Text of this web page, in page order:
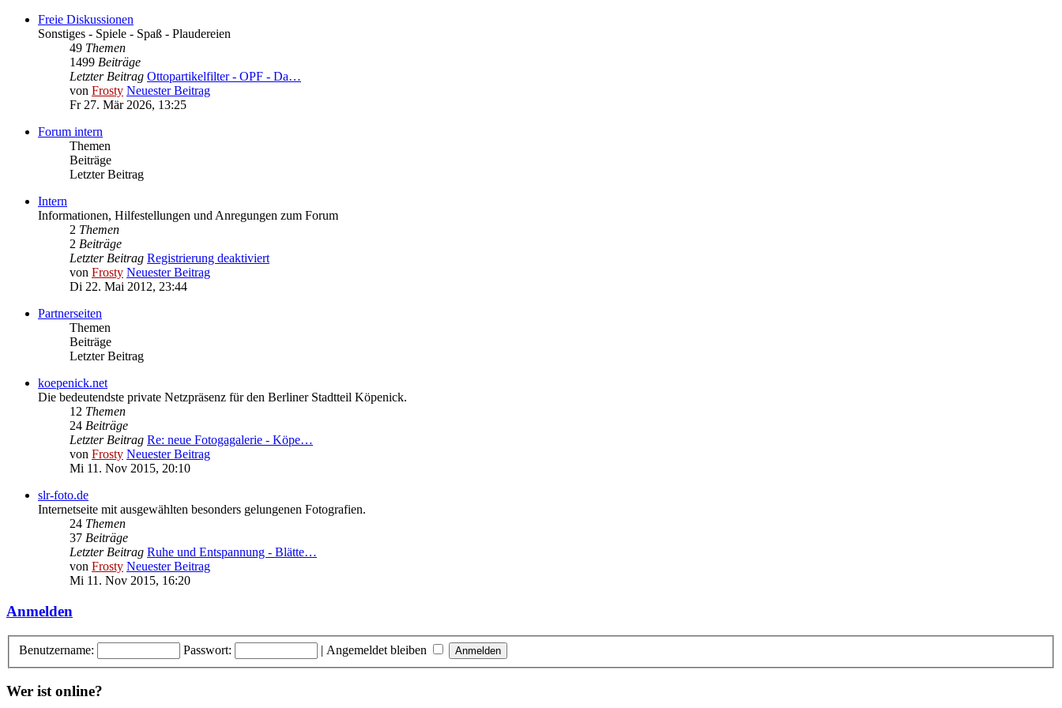
Freie Diskussionen
Sonstiges - Spiele - Spaß - Plaudereien
49 Themen
1499 Beiträge
Letzter Beitrag Ottopartikelfilter - OPF - Da…
von Frosty Neuester Beitrag
Fr 27. Mär 2026, 13:25
Forum intern
Themen
Beiträge
Letzter Beitrag
Intern
Informationen, Hilfestellungen und Anregungen zum Forum
2 Themen
2 Beiträge
Letzter Beitrag Registrierung deaktiviert
von Frosty Neuester Beitrag
Di 22. Mai 2012, 23:44
Partnerseiten
Themen
Beiträge
Letzter Beitrag
koepenick.net
Die bedeutendste private Netzpräsenz für den Berliner Stadtteil Köpenick.
12 Themen
24 Beiträge
Letzter Beitrag Re: neue Fotogagalerie - Köpe…
von Frosty Neuester Beitrag
Mi 11. Nov 2015, 20:10
slr-foto.de
Internetseite mit ausgewählten besonders gelungenen Fotografien.
24 Themen
37 Beiträge
Letzter Beitrag Ruhe und Entspannung - Blätte…
von Frosty Neuester Beitrag
Mi 11. Nov 2015, 16:20
Anmelden
Benutzername: Passwort: | Angemeldet bleiben
Wer ist online?